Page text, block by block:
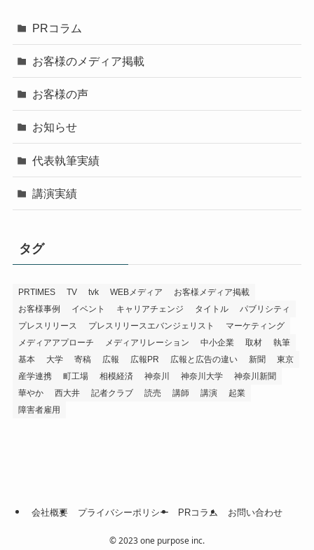
PRコラム
お客様のメディア掲載
お客様の声
お知らせ
代表執筆実績
講演実績
タグ
PRTIMES TV tvk WEBメディア
お客様メディア掲載
お客様事例
イベント キャリアチェンジ タイトル
パブリシティ
プレスリリース
プレスリリースエバンジェリスト
マーケティング
メディアアプローチ
メディアリレーション 中小企業 取材
執筆
基本
大学 寄稿 広報 広報PR 広報と広告の違い 新聞
東京
産学連携
町工場 相模経済 神奈川 神奈川大学
神奈川新聞
華やか
西大井 記者クラブ 読売 講師 講演
起業
障害者雇用
会社概要 プライバシーポリシー PRコラム お問い合わせ
©2023 one purpose inc.